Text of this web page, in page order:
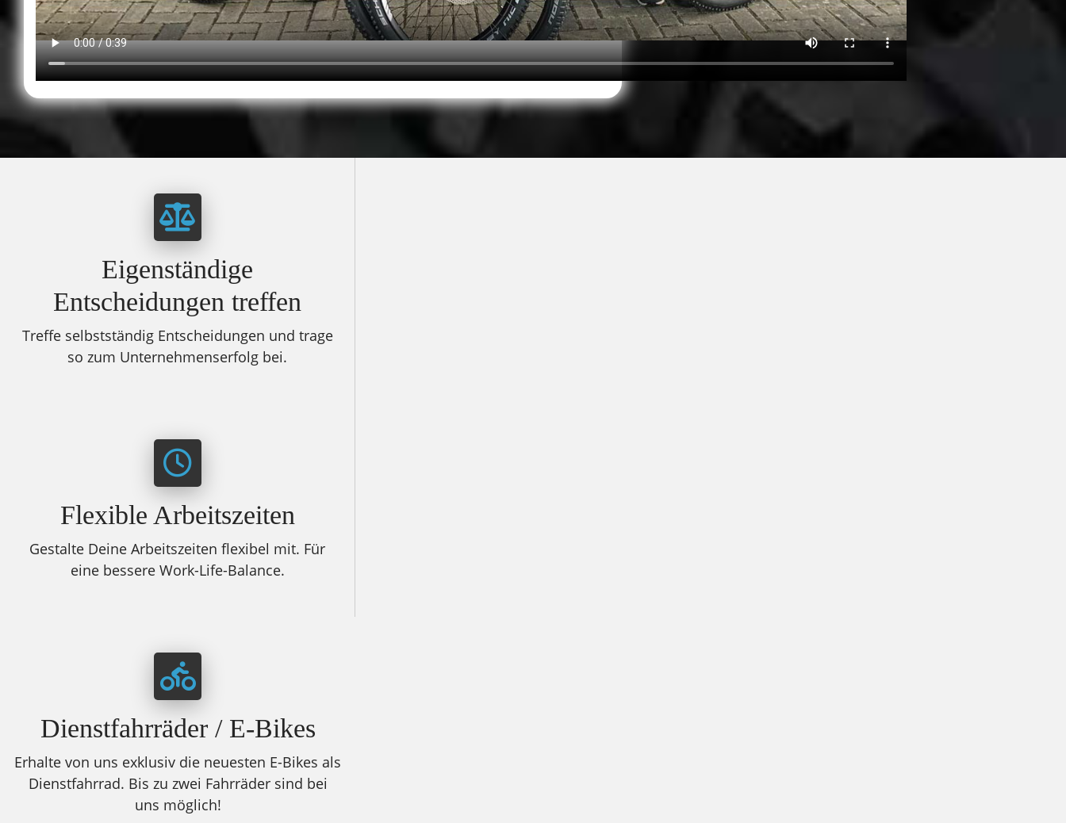
Eigenständige
Entscheidungen treffen
Treffe selbstständig Entscheidungen und trage
so zum Unternehmenserfolg bei.
Flexible Arbeitszeiten
Gestalte Deine Arbeitszeiten flexibel mit. Für
eine bessere Work-Life-Balance.
Dienstfahrräder / E-Bikes
Erhalte von uns exklusiv die neuesten E-Bikes als
Dienstfahrrad. Bis zu zwei Fahrräder sind bei
uns möglich!